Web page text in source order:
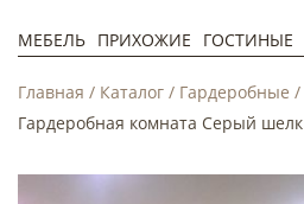
МЕБЕЛЬ ПРИХОЖИЕ ГОСТИНЫЕ
Главная / Каталог / Гардеробные /
Гардеробная комната Серый шелк